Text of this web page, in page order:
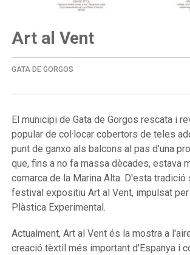
Art al Vent
GATA DE GORGOS
El municipi de Gata de Gorgos rescata i
popular de col·locar cobertors de teles
punt de ganxo als balcons al pas d'una
que, fins a no fa massa dècades, estava
comarca de la Marina Alta. D'esta
festival expositiu Art al Vent, impulsat
Plàstica Experimental.
Actualment, Art al Vent és la mostra a
creació tèxtil més important d'Espanya i